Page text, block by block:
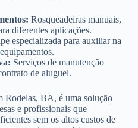
Rosqueadeiras manuais,
diferentes aplicações.
especializada para auxiliar na
Serviços de manutenção
de aluguel.
Rodelas, BA, é uma solução
e profissionais que
sem os altos custos de